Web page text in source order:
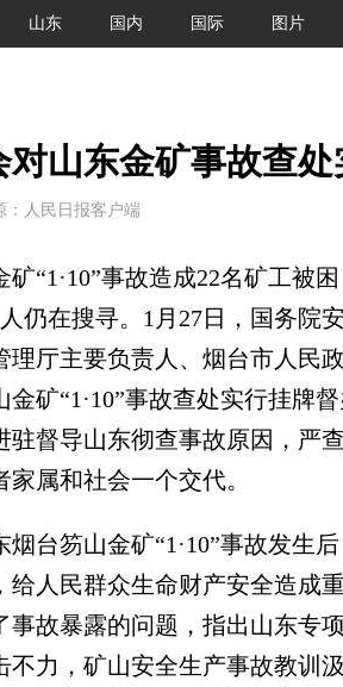
山东 国内 国际 图片
对山东金矿事故查
：人民日报客户端
事故造成22名矿工被困
仍在搜寻。1月27日，国务院
理厅主要负责人、烟台市人民
矿“1·10”事故查处实行挂牌
驻督导山东彻查事故原因，严
属和社会一个交代。
笏山金矿“1·10”事故发生后
给人民群众生命财产安全造成
事故暴露的问题，指出山东专
不力，矿山安全生产事故教训